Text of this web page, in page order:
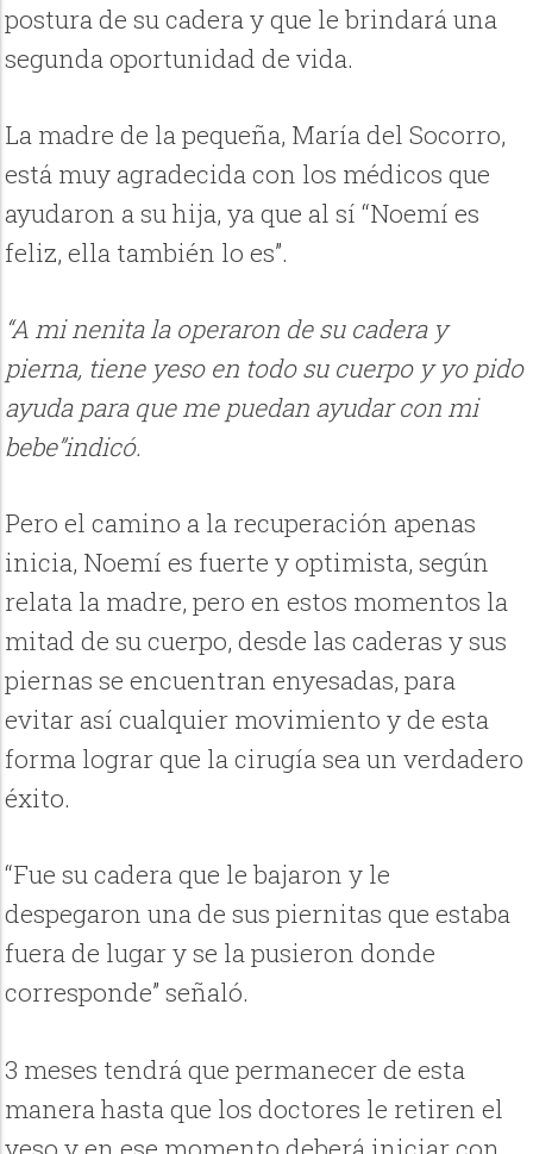
postura de su cadera y que le brindará una
segunda oportunidad de vida.
La madre de la pequeña, María del Socorro,
está muy agradecida con los médicos que
ayudaron a su hija, ya que al sí “Noemí es
feliz, ella también lo es”.
“A mi nenita la operaron de su cadera y
pierna, tiene yeso en todo su cuerpo y yo pido
ayuda para que me puedan ayudar con mi
bebe”indicó.
Pero el camino a la recuperación apenas
inicia, Noemí es fuerte y optimista, según
relata la madre, pero en estos momentos la
mitad de su cuerpo, desde las caderas y sus
piernas se encuentran enyesadas, para
evitar así cualquier movimiento y de esta
forma lograr que la cirugía sea un verdadero
éxito.
“Fue su cadera que le bajaron y le
despegaron una de sus piernitas que estaba
fuera de lugar y se la pusieron donde
corresponde” señaló.
3 meses tendrá que permanecer de esta
manera hasta que los doctores le retiren el